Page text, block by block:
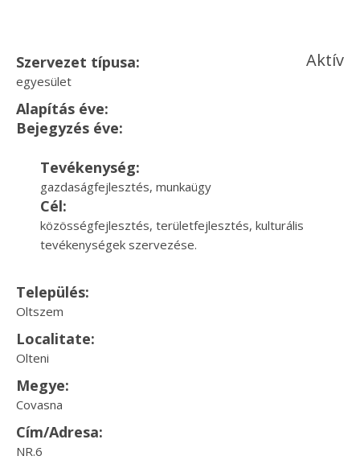
Szervezet típusa:
egyesület
Aktív
Alapítás éve:
Bejegyzés éve:
Tevékenység:
gazdaságfejlesztés, munkaügy
Cél:
közösségfejlesztés, területfejlesztés, kulturális
tevékenységek szervezése.
Település:
Oltszem
Localitate:
Olteni
Megye:
Covasna
Cím/Adresa:
NR.6